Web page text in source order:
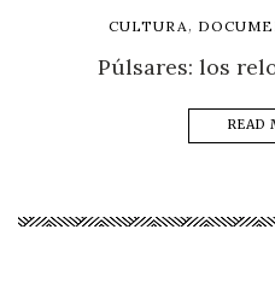
CULTURA,
Púlsares: los
READ